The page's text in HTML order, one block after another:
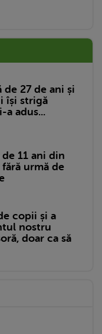
de 27 de ani și
își strigă
a adus...
11 ani din
urmă de
copii și a
nostru
doar ca să